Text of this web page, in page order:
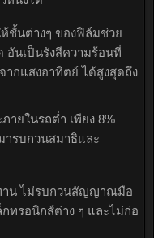
ชั้นต่างๆ ของฟิล์มช่วย
อันเป็นรังสีความร้อนที่
ากแสงอาทิตย์ ได้สูงสุดถึง
ายในรถต่ำ เพียง 8%
ารบกวนสมาธิและ
าน ไม่รบกวนสัญญาณมือ
ทรอนิกส์ต่าง ๆ และไม่ก่อ